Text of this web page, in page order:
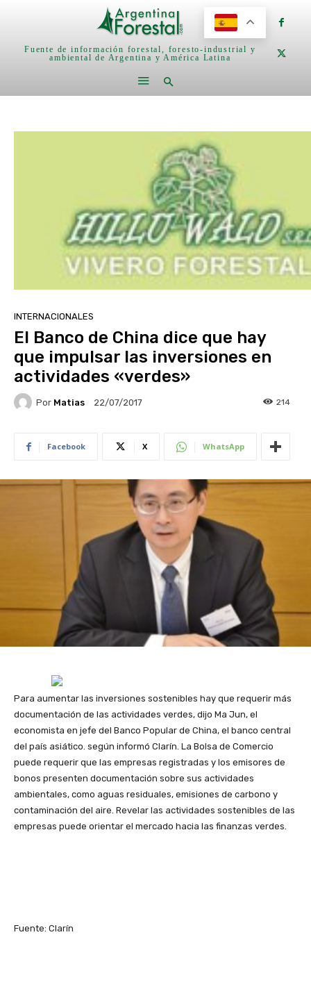
Fuente de información forestal, foresto-industrial y
ambiental de Argentina y América Latina
INTERNACIONALES
El Banco de China dice que hay
que impulsar las inversiones en
actividades «verdes»
Por Matias 22/07/2017 214
Facebook X WhatsApp
Para aumentar las inversiones sostenibles hay que requerir más
documentación de las actividades verdes, dijo Ma Jun, el
economista en jefe del Banco Popular de China, el banco central
del país asiático. según informó Clarín. La Bolsa de Comercio
puede requerir que las empresas registradas y los emisores de
bonos presenten documentación sobre sus actividades
ambientales, como aguas residuales, emisiones de carbono y
contaminación del aire. Revelar las actividades sostenibles de las
empresas puede orientar el mercado hacia las finanzas verdes.
Fuente: Clarín